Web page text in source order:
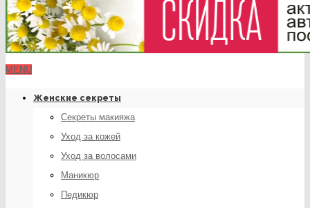
MENU
Женские секреты
Секреты макияжа
Уход за кожей
Уход за волосами
Маникюр
Педикюр